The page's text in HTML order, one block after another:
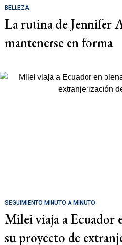
BELLEZA
La rutina de Jennifer
mantenerse en forma
SEGUIMIENTO MINUTO A MINUTO
Milei viaja a Ecuador
su proyecto de